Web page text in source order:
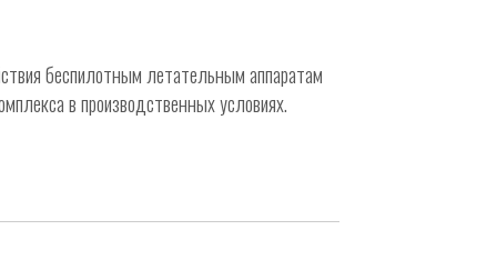
беспилотным летательным аппаратам
в производственных условиях.